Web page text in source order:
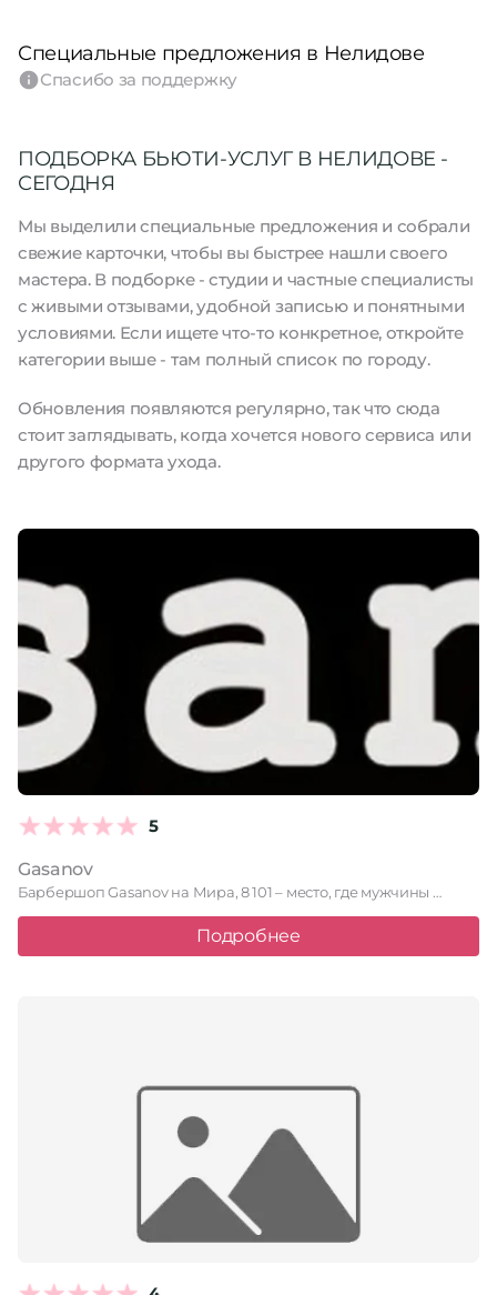
Специальные предложения в Нелидове
Спасибо за поддержку
ПОДБОРКА БЬЮТИ-УСЛУГ В НЕЛИДОВЕ -
СЕГОДНЯ
Мы выделили специальные предложения и собрали
свежие карточки, чтобы вы быстрее нашли своего
мастера. В подборке - студии и частные специалисты
с живыми отзывами, удобной записью и понятными
условиями. Если ищете что-то конкретное, откройте
категории выше - там полный список по городу.
Обновления появляются регулярно, так что сюда
стоит заглядывать, когда хочется нового сервиса или
другого формата ухода.
5
Gasanov
Барбершоп Gasanov на Мира, 8 101 – место, где мужчины …
Подробнее